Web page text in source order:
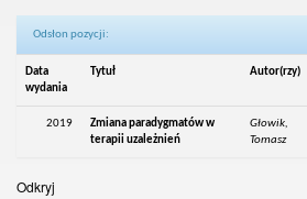
Odsłon pozycji:
Data
wydania
Tytuł Autor(rzy)
2019
Zmiana paradygmatów w
terapii uzależnień
Głowik,
Tomasz
Odkryj